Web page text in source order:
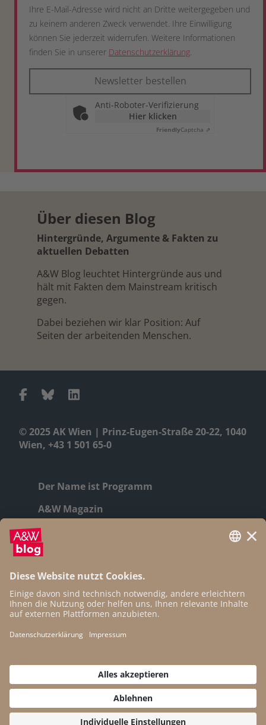
Ihre E-Mail-Adresse wird nicht an Dritte weitergegeben und
zu keinem anderen Zweck verwendet. Ihre Einwilligung
können Sie jederzeit widerrufen. Weitere Informationen
finden Sie in unserer Datenschutzerklärung
Newsletter bestellen
Anti-Roboter-Verifizierung
Hier klicken
FriendlyCaptcha ⇗
© 2025 AK Wien | Prinz-Eugen-Straße 20-22, 1040
Wien, +43 1 501 65-0
Der Name ist Programm
A&W Magazin
Geschichte
Autor:innen
Newsletter
Open Access
Impressum
Datenschutz
Über diesen Blog
Hintergründe, Argumente & Fakten zu
aktuellen Debatten
A&W Blog leuchtet Hintergründe aus und
hält mit Fakten dem Mainstream kritisch
gegen.
Dabei beziehen wir klar Position: Auf
Seiten der arbeitenden Menschen.